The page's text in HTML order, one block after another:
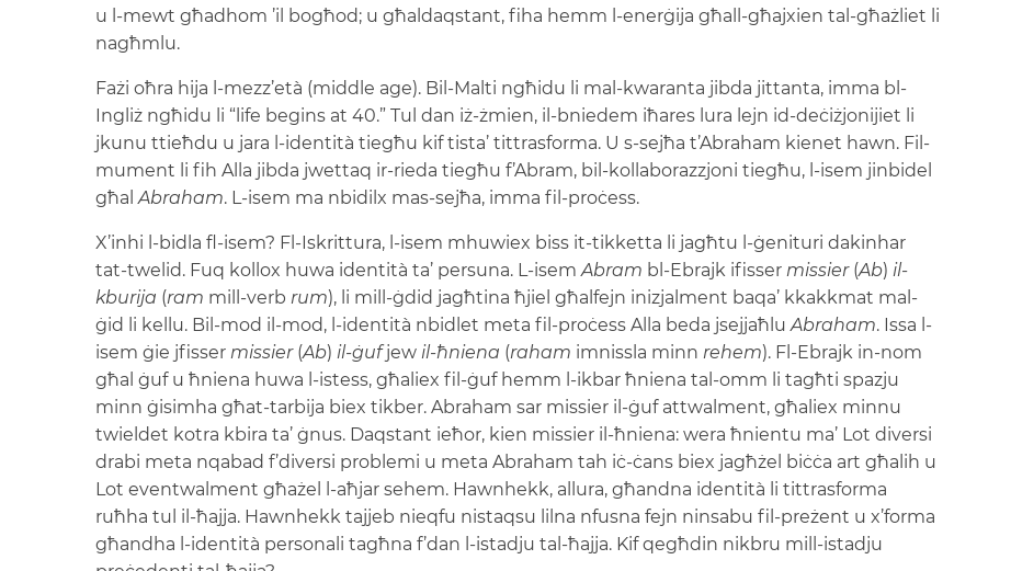
u l-mewt għadhom ’il bogħod; u għaldaqstant, fiha hemm l-enerġija għall-għajxien tal-għażliet li
nagħmlu.
Fażi oħra hija l-mezz’età (middle age). Bil-Malti ngħidu li mal-kwaranta jibda jittanta, imma bl-
Ingliż ngħidu li “life begins at 40.” Tul dan iż-żmien, il-bniedem iħares lura lejn id-deċiżjonijiet li
jkunu ttieħdu u jara l-identità tiegħu kif tista’ tittrasforma. U s-sejħa t’Abraham kienet hawn. Fil-
mument li fih Alla jibda jwettaq ir-rieda tiegħu f’Abram, bil-kollaborazzjoni tiegħu, l-isem jinbidel
għalAbraham. L-isem ma nbidilx mas-sejħa, imma fil-proċess.
X’inhi l-bidla fl-isem? Fl-Iskrittura, l-isem mhuwiex biss it-tikketta li jagħtu l-ġenituri dakinhar
tat-twelid. Fuq kollox huwa identità ta’ persuna. L-isemAbram bl-Ebrajk ifisser missier(Ab) il-
kburija (ram mill-verb rum), li mill-ġdid jagħtina ħjiel għalfejn inizjalment baqa’ kkakkmat mal-
ġid li kellu. Bil-mod il-mod, l-identità nbidlet meta fil-proċess Alla beda jsejjaħluAbraham. Issa l-
isem ġie jfisser missier(Ab) il-ġufjew il-ħniena (raham imnissla minn rehem). Fl-Ebrajk in-nom
għal ġuf u ħniena huwa l-istess, għaliex fil-ġuf hemm l-ikbar ħniena tal-omm li tagħti spazju
minn ġisimha għat-tarbija biex tikber. Abraham sar missier il-ġuf attwalment, għaliex minnu
twieldet kotra kbira ta’ ġnus. Daqstant ieħor, kien missier il-ħniena: wera ħnientu ma’ Lot diversi
drabi meta nqabad f’diversi problemi u meta Abraham tah iċ-ċans biex jagħżel biċċa art għalih u
Lot eventwalment għażel l-aħjar sehem. Hawnhekk, allura, għandna identità li tittrasforma
ruħha tul il-ħajja. Hawnhekk tajjeb nieqfu nistaqsu lilna nfusna fejn ninsabu fil-preżent u x’forma
għandha l-identità personali tagħna f’dan l-istadju tal-ħajja. Kif qegħdin nikbru mill-istadju